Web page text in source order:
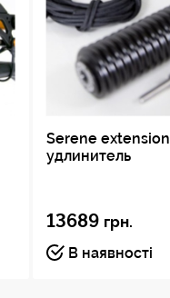
Serene
удлинитель
13689 грн.
В наявності